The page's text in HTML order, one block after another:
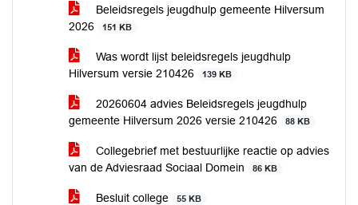
Beleidsregels jeugdhulp gemeente Hilversum
2026
151 KB
Was wordt lijst beleidsregels jeugdhulp
Hilversum versie 210426
139 KB
20260604 advies Beleidsregels jeugdhulp
gemeente Hilversum 2026 versie 210426
88 KB
Collegebrief met bestuurlijke reactie op advies
van de Adviesraad Sociaal Domein
86 KB
Besluit college 55 KB